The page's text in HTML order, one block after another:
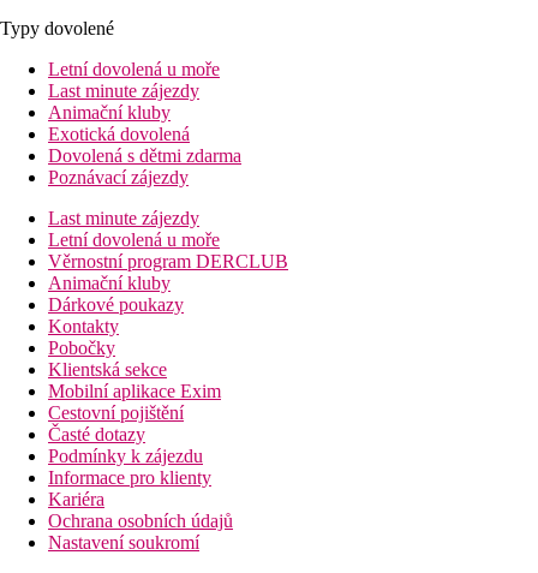
Typy dovolené
Letní dovolená u moře
Last minute zájezdy
Animační kluby
Exotická dovolená
Dovolená s dětmi zdarma
Poznávací zájezdy
Last minute zájezdy
Letní dovolená u moře
Věrnostní program DERCLUB
Animační kluby
Dárkové poukazy
Kontakty
Pobočky
Klientská sekce
Mobilní aplikace Exim
Cestovní pojištění
Časté dotazy
Podmínky k zájezdu
Informace pro klienty
Kariéra
Ochrana osobních údajů
Nastavení soukromí